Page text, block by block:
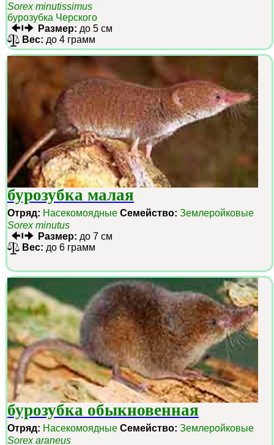
Sorex minutissimus
бурозубка Черского
Размер: до 5 см
Вес: до 4 грамм
бурозубка малая
Отряд: Насекомоядные Семейство: Землеройковые
Sorex minutus
Размер: до 7 см
Вес: до 6 грамм
бурозубка обыкновенная
Отряд: Насекомоядные Семейство: Землеройковые
Sorex araneus